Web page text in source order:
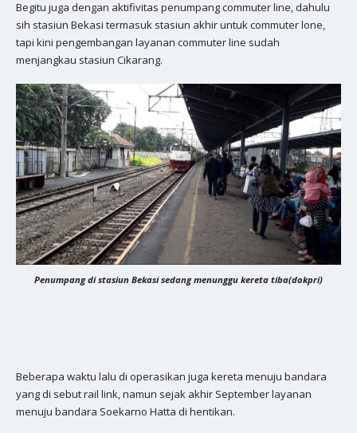
Begitu juga dengan aktifivitas penumpang commuter line, dahulu
sih stasiun Bekasi termasuk stasiun akhir untuk commuter lone,
tapi kini pengembangan layanan commuter line sudah
menjangkau stasiun Cikarang.
Penumpang di stasiun Bekasi sedang menunggu kereta tiba(dokpri)
Beberapa waktu lalu di operasikan juga kereta menuju bandara
yang di sebut rail link, namun sejak akhir September layanan
menuju bandara Soekarno Hatta di hentikan.